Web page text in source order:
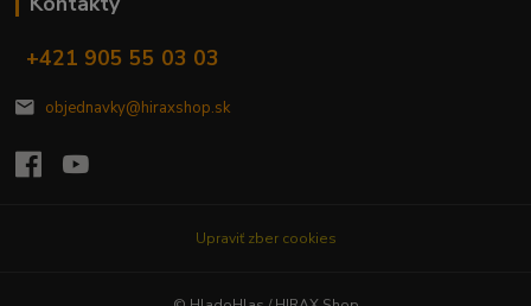
+421 905 55 03 03
objednavky@hiraxshop.sk
Upraviť zber cookies